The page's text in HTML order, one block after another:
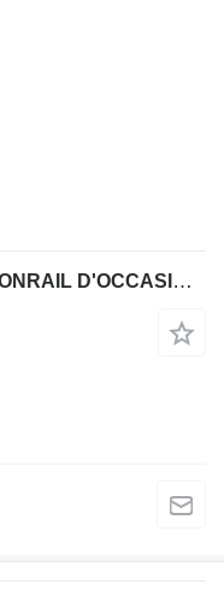
Moteur Cummins QSB4.5 COMMONRAIL D'OCCASION QSB4.5 CPL8755